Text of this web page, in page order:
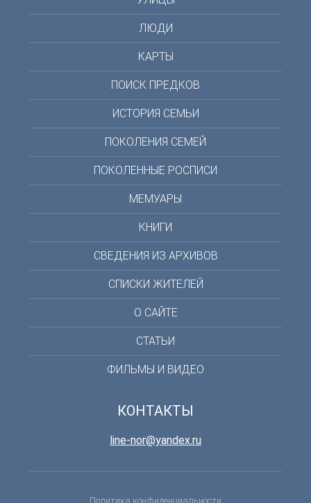
ЛЮДИ
КАРТЫ
ПОИСК ПРЕДКОВ
ИСТОРИЯ СЕМЬИ
ПОКОЛЕНИЯ СЕМЕЙ
ПОКОЛЕННЫЕ РОСПИСИ
МЕМУАРЫ
КНИГИ
СВЕДЕНИЯ ИЗ АРХИВОВ
СПИСКИ ЖИТЕЛЕЙ
О САЙТЕ
СТАТЬИ
ФИЛЬМЫ И ВИДЕО
КОНТАКТЫ
line-nor@yandex.ru
Политика конфиденциальности